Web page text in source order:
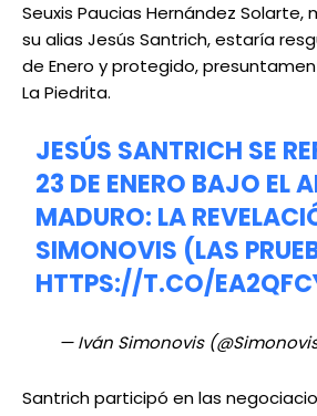
Seuxis Paucias Hernández
su alias Jesús Santrich, estaría
de Enero y protegido,
La Piedrita.
JESÚS SANTRICH SE
23 DE ENERO BAJO EL
MADURO: LA
SIMONOVIS (LAS
HTTPS://T.CO/
— Iván Simonovis
Santrich participó en las